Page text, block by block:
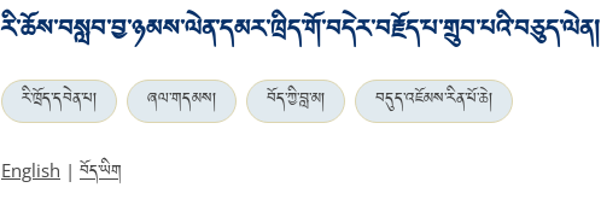
རི་ཆོས་བསླབ་བྱ་ཉམས་ལེན་དམར་ཁྲིད་གོ་བདེར་བརྗོད་པ་གྲུབ་པའི་བཅུད་ལེན།
རི་ཁྲོད་དབེན་པ། ཞལ་གདམས། བོད་ཀྱི་བླ་མ། བདུད་འཇོམས་རིན་པོ་ཆེ།
English | བོད་ཡིག